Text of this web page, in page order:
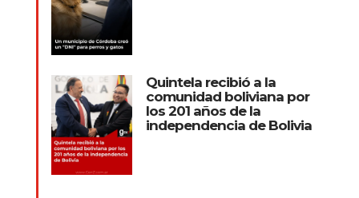
Quintela recibió a la
comunidad boliviana por
los 201 años de la
independencia de Bolivia